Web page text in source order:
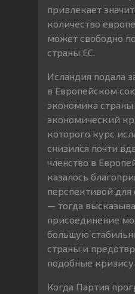
привлекает
количество
может свободно
страны ЕС.
Исландия подала
в Европейском
экономика
экономический
которого курс
снизился почти
членство в
казалось
перспективой для
— тогда
присоединение
большую
страны и
подобные кризису
Когда Партия